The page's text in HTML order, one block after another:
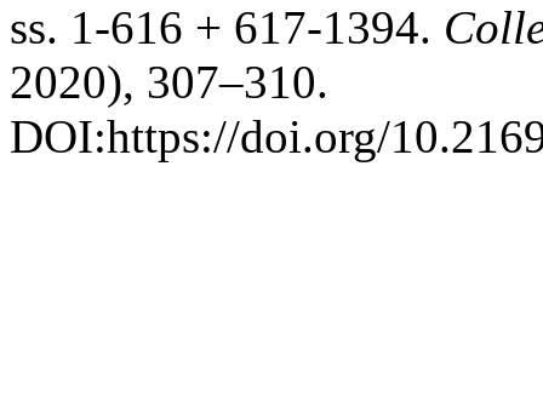
ss. 1-616 + 617-1394.
2020), 307–310.
DOI:https://doi.org/